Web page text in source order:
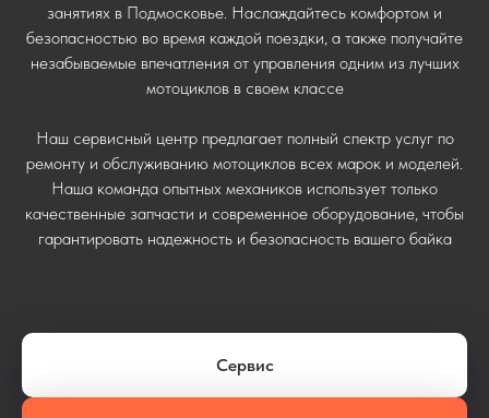
занятиях в Подмосковье. Наслаждайтесь комфортом и
безопасностью во время каждой поездки, а также получайте
незабываемые впечатления от управления одним из лучших
мотоциклов в своем классе
Наш сервисный центр предлагает полный спектр услуг по
ремонту и обслуживанию мотоциклов всех марок и моделей.
Наша команда опытных механиков использует только
качественные запчасти и современное оборудование, чтобы
гарантировать надежность и безопасность вашего байка
Сервис